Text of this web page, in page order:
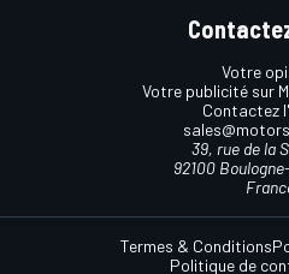
Votre
Votre publicité sur
Contactez
39, rue de la
92100
Termes & Conditions
Politique de